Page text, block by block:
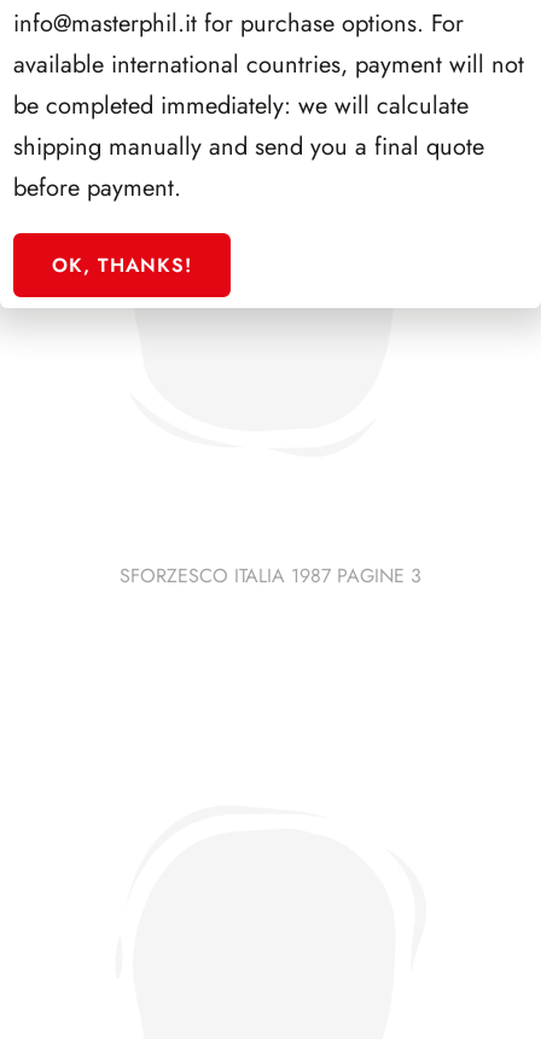
SFORZESCO ITALIA 1987 PAGINE 3
info@masterphil.it for purchase options. For
available international countries, payment will not
be completed immediately: we will calculate
shipping manually and send you a final quote
before payment.
OK, THANKS!